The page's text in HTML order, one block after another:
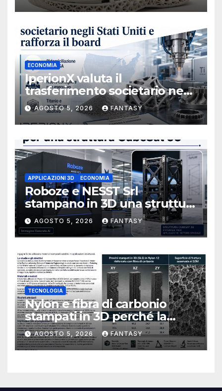
ECONOMIA
IperionX valuta il
trasferimento societario negli
Stati Uniti e rafforza il board,
ha nominato Michael J.
Loparco amministratore
indipendente non esecutivo
AGOSTO 5, 2026 FANTASY
APPLICAZIONI 3D ECONOMIA
Roboze e NESST Srl
stampano in 3D una struttura
CubeSat 3U in Carbon PEEK
AGOSTO 5, 2026 FANTASY
TECNOLOGIA
Nylon e fibra di carbonio
stampati in 3D perché la
resistenza agli urti dipende
dal processo
AGOSTO 5, 2026 FANTASY